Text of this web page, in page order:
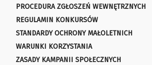
PROCEDURA ZGŁOSZEŃ WEWNĘTRZNYCH
REGULAMIN KONKURSÓW
STANDARDY OCHRONY MAŁOLETNICH
WARUNKI KORZYSTANIA
ZASADY KAMPANII SPOŁECZNYCH